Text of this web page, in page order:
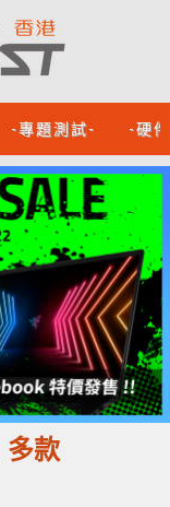
-專題測試- -硬
多款